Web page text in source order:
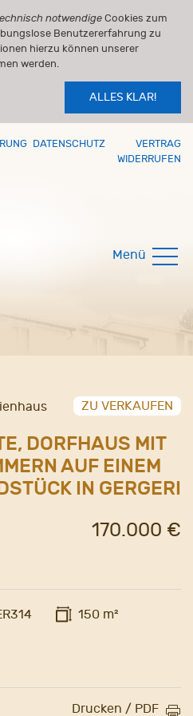
notwendige Cookies zum
Benutzererfahrung zu
hierzu können unserer
werden.
ALLES KLAR!
DATENSCHUTZ
VERTRAG
WIDERRUFEN
Menü
ZU VERKAUFEN
DORFHAUS MIT
AUF EINEM
IN GERGERI
170.000 €
150 m²
Drucken / PDF